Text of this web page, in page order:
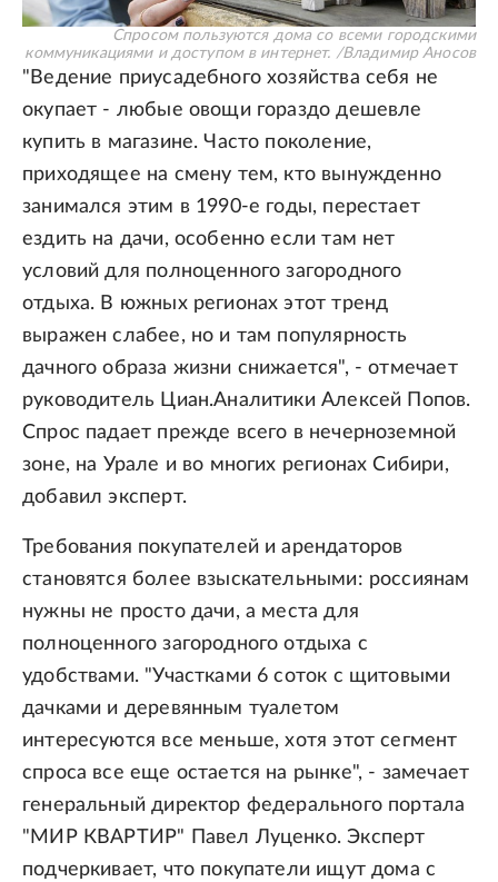
Спросом пользуются дома со всеми городскими
коммуникациями и доступом в интернет. /Владимир Аносов
"Ведение приусадебного хозяйства себя не
окупает - любые овощи гораздо дешевле
купить в магазине. Часто поколение,
приходящее на смену тем, кто вынужденно
занимался этим в 1990-е годы, перестает
ездить на дачи, особенно если там нет
условий для полноценного загородного
отдыха. В южных регионах этот тренд
выражен слабее, но и там популярность
дачного образа жизни снижается", - отмечает
руководитель Циан.Аналитики Алексей Попов.
Спрос падает прежде всего в нечерноземной
зоне, на Урале и во многих регионах Сибири,
добавил эксперт.
Требования покупателей и арендаторов
становятся более взыскательными: россиянам
нужны не просто дачи, а места для
полноценного загородного отдыха с
удобствами. "Участками 6 соток с щитовыми
дачками и деревянным туалетом
интересуются все меньше, хотя этот сегмент
спроса все еще остается на рынке", - замечает
генеральный директор федерального портала
"МИР КВАРТИР" Павел Луценко. Эксперт
подчеркивает, что покупатели ищут дома с